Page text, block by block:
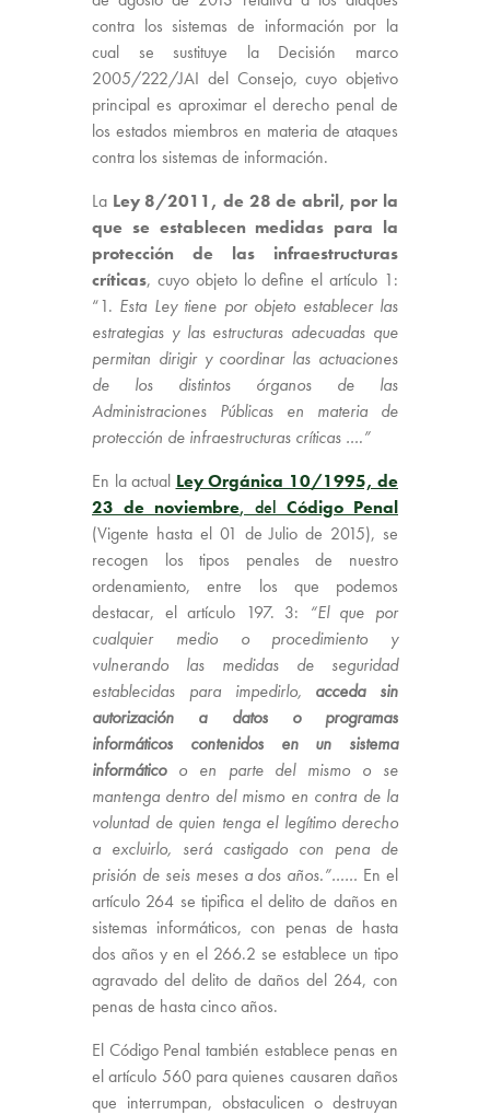
contra los sistemas de información por la
cual se sustituye la Decisión marco
2005/222/JAI del Consejo, cuyo objetivo
principal es aproximar el derecho penal de
los estados miembros en materia de ataques
contra los sistemas de información.
La Ley 8/2011, de 28 de abril, por la
que se establecen medidas para la
protección de las infraestructuras
críticas, cuyo objeto lo define el artículo 1:
“1. Esta Ley tiene por objeto establecer las
estrategias y las estructuras adecuadas que
permitan dirigir y coordinar las actuaciones
de los distintos órganos de las
Administraciones Públicas en materia de
protección de infraestructuras críticas ….”
En la actual Ley Orgánica 10/1995, de
23 de noviembre, del Código Penal
(Vigente hasta el 01 de Julio de 2015), se
recogen los tipos penales de nuestro
ordenamiento, entre los que podemos
destacar, el artículo 197. 3:
“El que por
cualquier medio o procedimiento y
vulnerando las medidas de seguridad
establecidas para impedirlo, acceda sin
autorización a datos o programas
informáticos contenidos en un sistema
informáticoo en parte del mismo o se
mantenga dentro del mismo en contra de la
voluntad de quien tenga el legítimo derecho
a excluirlo, será castigado con pena de
prisión de seis meses a dos años.”…… En el
artículo 264 se tipifica el delito de daños en
sistemas informáticos, con penas de hasta
dos años y en el 266.2 se establece un tipo
agravado del delito de daños del 264, con
penas de hasta cinco años.
El Código Penal también establece penas en
el artículo 560 para quienes causaren daños
que interrumpan, obstaculicen o destruyan